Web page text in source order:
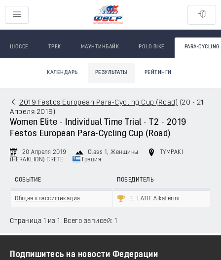
ШОССЕ ТРЕК МАУНТИНБАЙК POLO BIKE PARA-CYCLING
КАЛЕНДАРЬ РЕЗУЛЬТАТЫ РЕЙТИНГИ
2019 Festos European Para-Cycling Cup (Road) (20 - 21
Апреля 2019 )
Women Elite - Individual Time Trial - T2 - 2019
Festos European Para-Cycling Cup (Road)
20 Апреля 2019 Class 1 , Женщины
TYMPAKI
(HERAKLION) CRETE
Греция
СОБЫТИЕ ПОБЕДИТЕЛЬ
Общая классификация EL LATIF Aikaterini
Страница 1 из 1. Всего записей: 1
Подпишитесь на новости Федерации